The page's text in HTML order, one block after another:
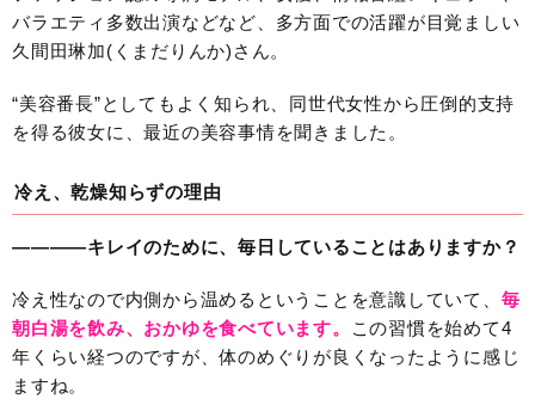
バラエティ多数出演などなど、多方面での活躍が目覚ましい
久間田琳加(くまだりんか)さん。
“美容番長”としてもよく知られ、同世代女性から圧倒的支持
を得る彼女に、最近の美容事情を聞きました。
冷え、乾燥知らずの理由
————キレイのために、毎日していることはありますか？
冷え性なので内側から温めるということを意識していて、 毎
朝白湯を飲み、おかゆを食べています。
この習慣を始めて4
年くらい経つのですが、体のめぐりが良くなったように感じ
ますね。